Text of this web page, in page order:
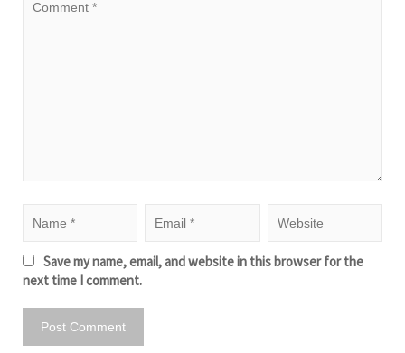
Save my name, email, and website in this browser for the
next time I comment.